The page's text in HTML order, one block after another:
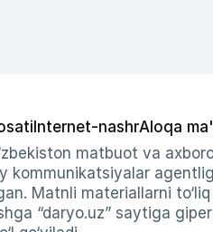
Internet-nashrAloqa
matbuot va
kommunikatsiyalar
Matnli materiallarni
“daryo.uz” saytiga